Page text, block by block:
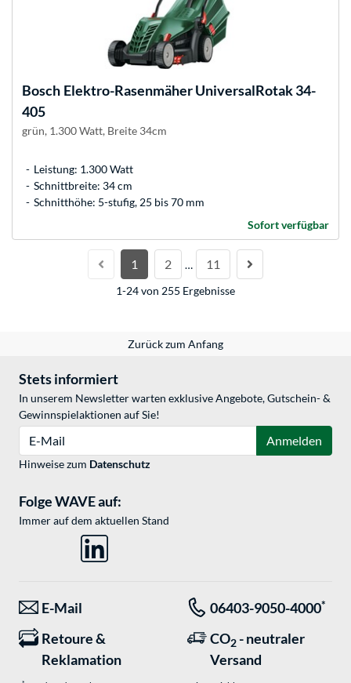
Bosch Elektro-Rasenmäher UniversalRotak 34-
405
grün, 1.300 Watt, Breite 34cm
Leistung: 1.300 Watt
Schnittbreite: 34 cm
Schnitthöhe: 5-stufig, 25 bis 70 mm
Sofort verfügbar
1 2 … 11
1-24 von 255 Ergebnisse
Zurück zum Anfang
Stets informiert
In unserem Newsletter warten exklusive Angebote, Gutschein- &
Gewinnspielaktionen auf Sie!
Anmelden
Hinweise zum Datenschutz
Folge WAVE auf:
Immer auf dem aktuellen Stand
E-Mail 06403-9050-4000*
Retoure &
Reklamation
CO2 - neutraler
Versand